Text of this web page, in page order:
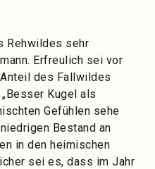
Rehwildes sehr
Erfreulich sei vor
des Fallwildes
Kugel als
Gefühlen sehe
Bestand an
in den heimischen
sei es, dass im Jahr